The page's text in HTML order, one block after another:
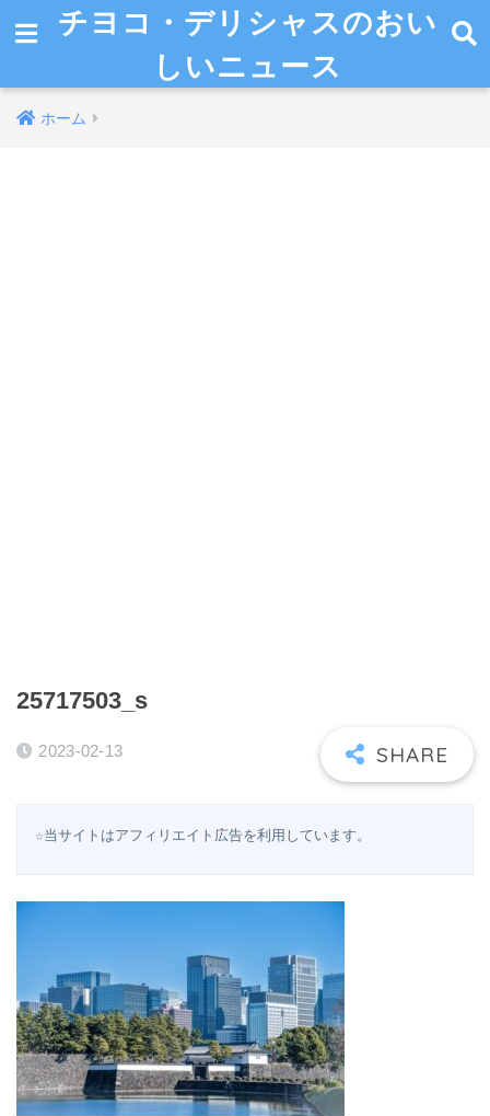
チヨコ・デリシャスのおい
しいニュース
ホーム
25717503_s
2023-02-13
☆当サイトはアフィリエイト広告を利用しています。